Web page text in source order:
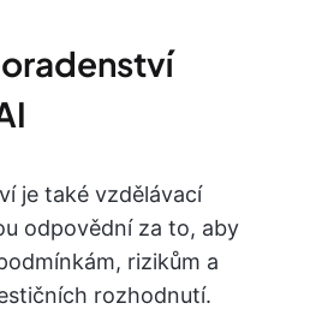
je také vzdělávací
odpovědní za to, aby
rizikům a
rozhodnutí.